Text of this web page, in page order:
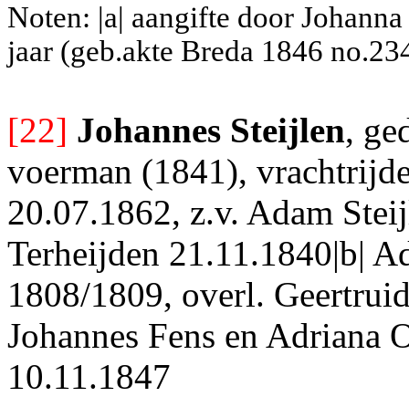
Noten: |a| aangifte door
jaar (geb.akte Breda 1846
[22] Johannes Steijlen,
voerman (1841),
20.07.1862, z.v. Adam
Terheijden 21.11.1840|b|
1808/1809, overl.
Johannes Fens en Adriana
10.11.1847